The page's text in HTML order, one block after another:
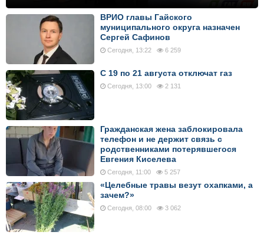
ВРИО главы Гайского
муниципального округа назначен
Сергей Сафинов
Сегодня, 13:22 6 259
С 19 по 21 августа отключат газ
Сегодня, 13:00 2 131
Гражданская жена заблокировала
телефон и не держит связь с
родственниками потерявшегося
Евгения Киселева
Сегодня, 11:00 5 257
«Целебные травы везут охапками, а
зачем?»
Сегодня, 08:00 3 062